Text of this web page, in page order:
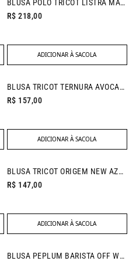
BLUSA POLO TRICOT LISTRA MARROM
R$ 218,00
ADICIONAR À SACOLA
NEW IN
BLUSA TRICOT TERNURA AVOCADO
R$ 157,00
ADICIONAR À SACOLA
BLUSA TRICOT ORIGEM NEW AZUL SERENO
R$ 147,00
ADICIONAR À SACOLA
BLUSA PEPLUM BARISTA OFF WHITE